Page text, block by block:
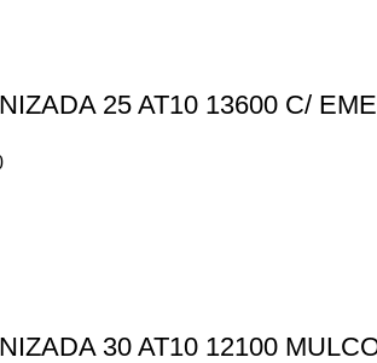
25 AT10 13600 C/
30 AT10 12100